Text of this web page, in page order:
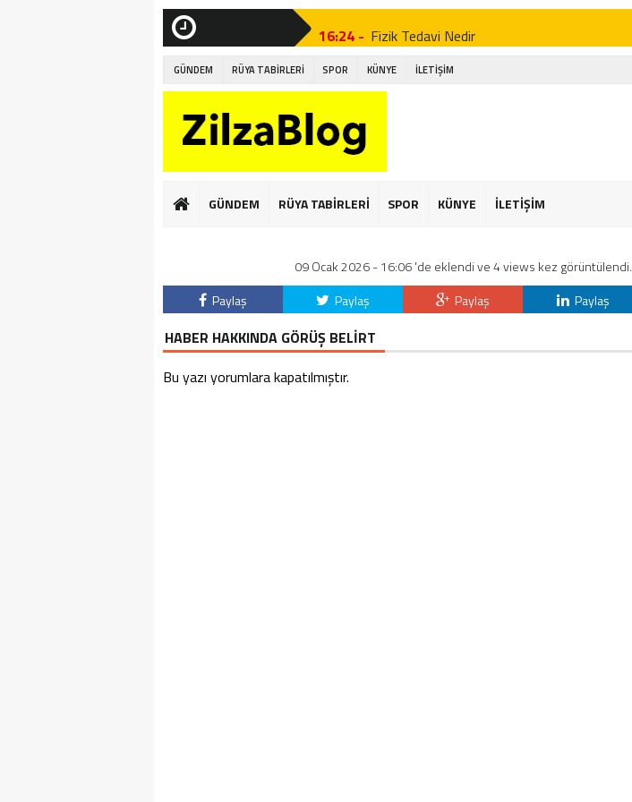
16:24 -
Fizik Tedavi Nedir
16:04 -
Peynir Zehirler Mi
16:02 - Portakalın Faydaları
15:57 -
15:52 - Çayın Faydaları
01:22 -
Gizli Şekeriniz Olabilir! İnteraktif Öğren
22:31 - Victor Osimhen Kimdir
GÜNDEM RÜYA TABİRLERİ SPOR KÜNYE İLETİŞİM
GÜNDEM RÜYA TABİRLERİ SPOR KÜNYE İLETİŞİM
09 Ocak 2026 - 16:06 'de eklendi ve 4 views kez görüntülendi.
Paylaş
Paylaş Paylaş Paylaş
HABER HAKKINDA GÖRÜŞ BELİRT
Bu yazı yorumlara kapatılmıştır.